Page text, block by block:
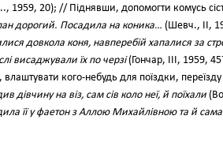
1959, 20); // Піднявши, допомогти комусь
дорогий. Посадила на коника… (Шевч., II,
довкола коня, навперебій хапалися за
висаджували їх по черзі(Гончар, III, 1959,
влаштувати кого-небудь для поїздки,
дівчину на віз, сам сів коло неї, й поїхали
її у фаетон з Аллою Михайлівною та й